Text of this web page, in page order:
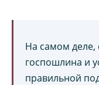
На самом
госпошлина и
правильной